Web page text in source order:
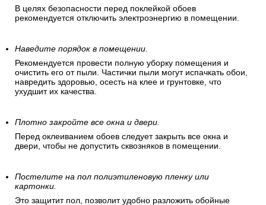
В целях безопасности перед поклейкой обоев
рекомендуется отключить электроэнергию в помещении.
Наведите порядок в помещении.
Рекомендуется провести полную уборку помещения и
очистить его от пыли. Частички пыли могут испачкать обои,
навредить здоровью, осесть на клее и грунтовке, что
ухудшит их качества.
Плотно закройте все окна и двери.
Перед оклеиванием обоев следует закрыть все окна и
двери, чтобы не допустить сквозняков в помещении.
Постелите на пол полиэтиленовую пленку или
картонки.
Это защитит пол, позволит удобно разложить обойные